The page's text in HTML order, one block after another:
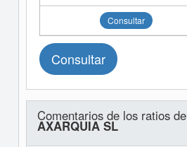
Consultar
Consultar
Comentarios de los ratios de
AXARQUIA SL